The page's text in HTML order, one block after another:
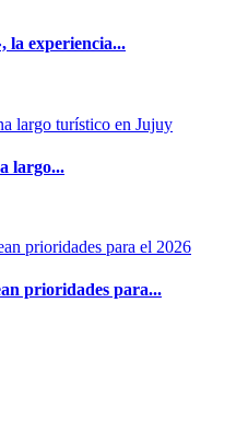
la experiencia...
largo...
prioridades para...